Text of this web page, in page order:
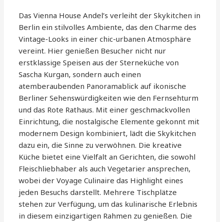
Das Vienna House Andel’s verleiht der Skykitchen in
Berlin ein stilvolles Ambiente, das den Charme des
Vintage-Looks in einer chic-urbanen Atmosphäre
vereint. Hier genießen Besucher nicht nur
erstklassige Speisen aus der Sterneküche von
Sascha Kurgan, sondern auch einen
atemberaubenden Panoramablick auf ikonische
Berliner Sehenswürdigkeiten wie den Fernsehturm
und das Rote Rathaus. Mit einer geschmackvollen
Einrichtung, die nostalgische Elemente gekonnt mit
modernem Design kombiniert, lädt die Skykitchen
dazu ein, die Sinne zu verwöhnen. Die kreative
Küche bietet eine Vielfalt an Gerichten, die sowohl
Fleischliebhaber als auch Vegetarier ansprechen,
wobei der Voyage Culinaire das Highlight eines
jeden Besuchs darstellt. Mehrere Tischplätze
stehen zur Verfügung, um das kulinarische Erlebnis
in diesem einzigartigen Rahmen zu genießen. Die